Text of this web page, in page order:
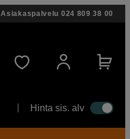
Asiakaspalvelu 024 809 38 00
Hinta sis. alv